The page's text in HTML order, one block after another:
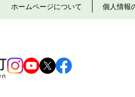
ホームページについて 個人情報